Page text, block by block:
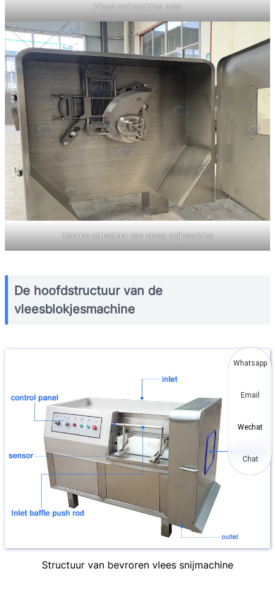
Vlees snijmachine mes
Interne structuur van vlees snijmachine
De hoofdstructuur van de
vleesblokjesmachine
Structuur van bevroren vlees snijmachine
Whatsapp
Email
Wechat
Chat